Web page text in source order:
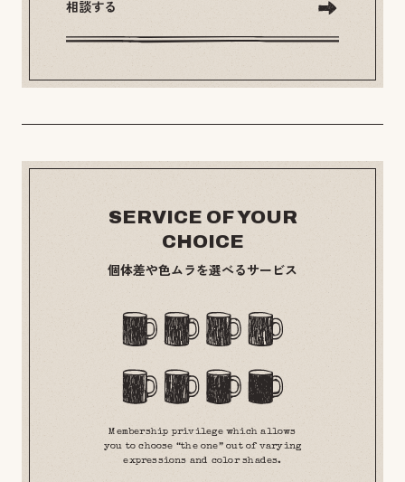
相談する
SERVICE OF YOUR
CHOICE
個体差や色ムラを選べるサービス
Membership privilege which allows
you to choose “the one” out of varying
expressions and color shades.